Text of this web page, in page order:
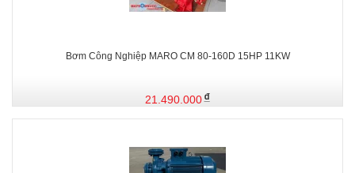
Bơm Công Nghiệp MARO CM 80-160D 15HP 11KW
21.490.000